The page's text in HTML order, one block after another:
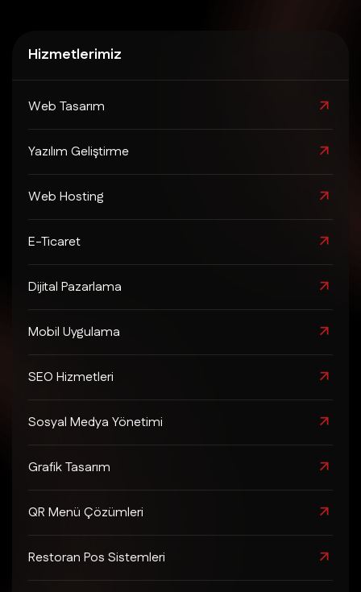
Hizmetlerimiz
Web Tasarım
Yazılım Geliştirme
Web Hosting
E-Ticaret
Dijital Pazarlama
Mobil Uygulama
SEO Hizmetleri
Sosyal Medya Yönetimi
Grafik Tasarım
QR Menü Çözümleri
Restoran Pos Sistemleri